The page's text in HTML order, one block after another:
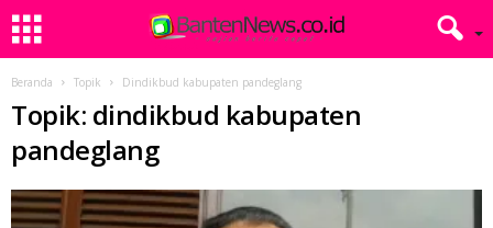
Beranda Topik Dindikbud kabupaten pandeglang
Topik: dindikbud kabupaten
pandeglang